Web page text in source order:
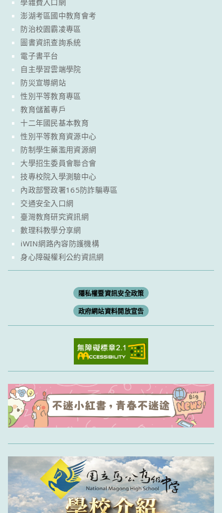
學雜費入口網
澎湖考區國中教育會考
防治校園霸凌專區
圖書資訊查詢系統
電子書平台
自主學習雲端學院
防災宣導網站
性別平等教育專區
教育儲蓄專戶
十二年國民基本教育
性別平等教育資源中心
防制學生藥濫用資源網
大學招生委員會聯合會
技專校院入學測驗中心
內政部警政署165防詐騙專區
交通安全入口網
臺灣教育研究資訊網
數理科教學分享網
iWIN網路內容防護機構
身心障礙權利公約資訊網
隱私權暨資訊安全政策
政府網站資料開放宣告